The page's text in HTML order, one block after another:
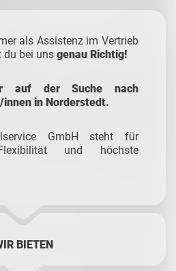
als Assistenz im Vertrieb
du bei uns genau Richtig!
auf der Suche nach
in Norderstedt.
GmbH steht für
und höchste
BIETEN